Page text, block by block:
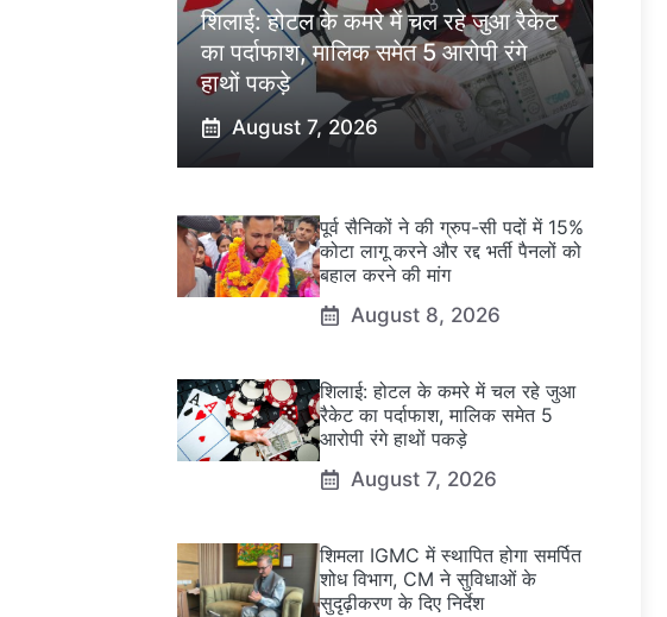
शिलाई: होटल के कमरे में चल रहे जुआ रैकेट
का पर्दाफाश, मालिक समेत 5 आरोपी रंगे
हाथों पकड़े
August 7, 2026
पूर्व सैनिकों ने की ग्रुप-सी पदों में 15%
कोटा लागू करने और रद्द भर्ती पैनलों को
बहाल करने की मांग
August 8, 2026
शिलाई: होटल के कमरे में चल रहे जुआ
रैकेट का पर्दाफाश, मालिक समेत 5
आरोपी रंगे हाथों पकड़े
August 7, 2026
शिमला IGMC में स्थापित होगा समर्पित
शोध विभाग, CM ने सुविधाओं के
सुदृढ़ीकरण के दिए निर्देश